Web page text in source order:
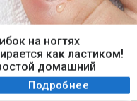
мошенников с
12 часов назад
посещения сайта
обрабатываем
LiveInternet.
на ногтях
как ластиком!
домашний
Подробнее